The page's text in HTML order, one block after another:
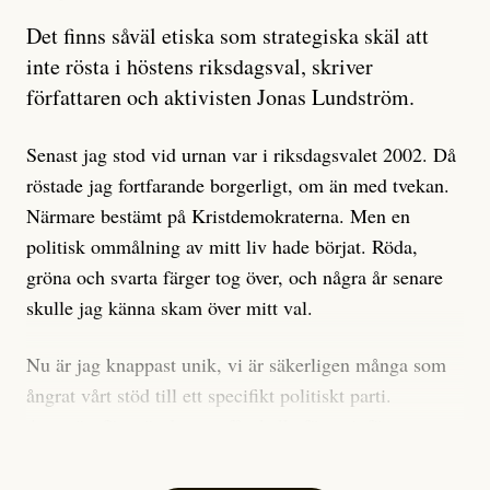
Artikeln undersöker inte, som ETC påstår, ”vad som
är sant, vad som är rykten”, utan den bidrar bara till
ännu mer ryktesspridning. Det finns inte ett enda bevis
misstänkta personen är en infiltratör. Det som läsaren
får veta är att personen har ändrat sina politiska åsikter
under åren, att den har raderat tidigare innehåll på sina
sociala medier, att artikelns författare inte förstår sig
på personens ekonomi och att det tydligen finns
anonyma röster inom rörelsen som säger saker som
anses vara anledningar att titta närmare på personen,
men ingenting av detta är tillräckligt för att hänga ut
Det finns såväl etiska som strategiska skäl att
inte rösta i höstens riksdagsval, skriver
författaren och aktivisten Jonas Lundström.
Senast jag stod vid urnan var i riksdagsvalet 2002. Då
röstade jag fortfarande borgerligt, om än med tvekan.
Närmare bestämt på Kristdemokraterna. Men en
politisk ommålning av mitt liv hade börjat. Röda,
gröna och svarta färger tog över, och några år senare
skulle jag känna skam över mitt val.
Nu är jag knappast unik, vi är säkerligen många som
ångrat vårt stöd till ett specifikt politiskt parti.